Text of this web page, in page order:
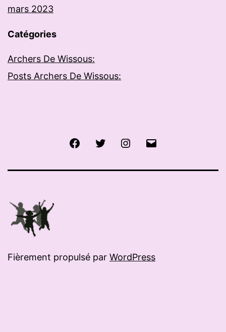
mars 2023
Catégories
Archers De Wissous:
Posts Archers De Wissous:
FacebookTwitter Instagram
Fièrement propulsé par WordPress